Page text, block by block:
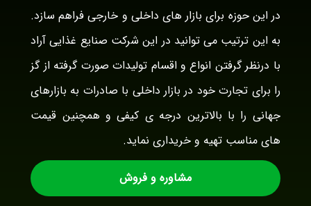
در این حوزه برای بازار های داخلی و خارجی فراهم سازد.
به این ترتیب می توانید در این شرکت صنایع غذایی آراد
با درنظر گرفتن انواع و اقسام تولیدات صورت گرفته از گز
را برای تجارت خود در بازار داخلی با صادرات به بازارهای
جهانی را با بالاترین درجه ی کیفی و همچنین قیمت
های مناسب تهیه و خریداری نماید.
مشاوره و فروش